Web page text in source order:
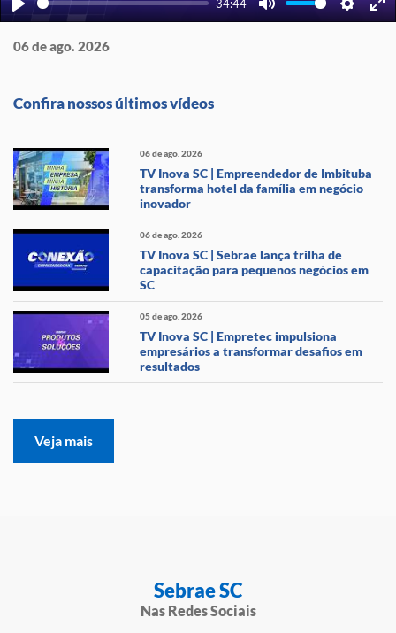
Play
34:44
06 de ago. 2026
Confira nossos últimos vídeos
06 de ago. 2026
TV Inova SC | Empreendedor de Imbituba
transforma hotel da família em negócio
inovador
06 de ago. 2026
TV Inova SC | Sebrae lança trilha de
capacitação para pequenos negócios em
SC
05 de ago. 2026
TV Inova SC | Empretec impulsiona
empresários a transformar desafios em
resultados
Veja mais
Sebrae SC
Nas Redes Sociais